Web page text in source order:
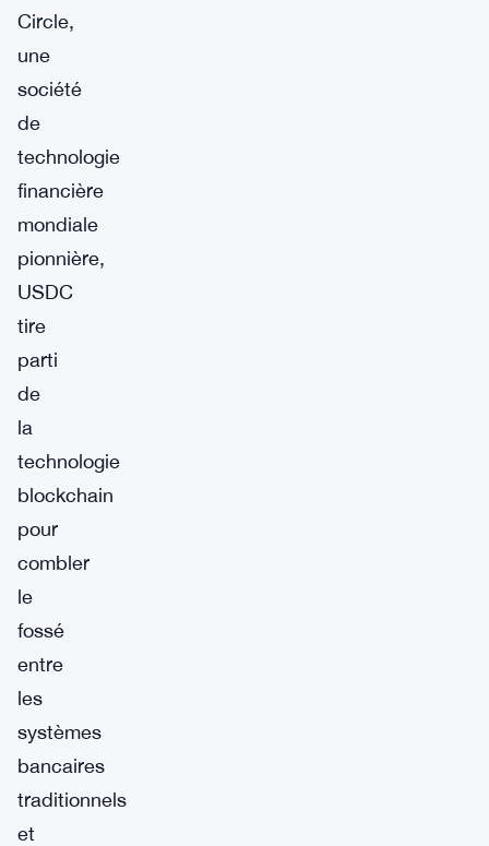
Circle,
une
société
de
technologie
financière
mondiale
pionnière,
USDC
tire
parti
de
la
technologie
blockchain
pour
combler
le
fossé
entre
les
systèmes
bancaires
traditionnels
et